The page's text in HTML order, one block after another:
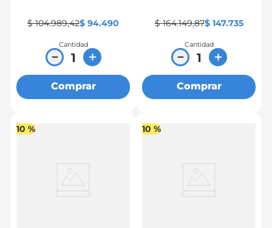
$ 104.989,42$ 94.490
Cantidad
＋
－
Comprar
$ 164.149,87$ 147.735
Cantidad
＋
－
Comprar
10 % 10 %